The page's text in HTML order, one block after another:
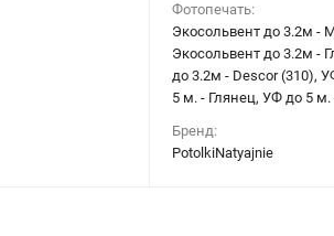
Фотопечать:
Экосольвент до 3.2м -
Экосольвент до 3.2м -
до 3.2м - Descor (310),
5 м. - Глянец, УФ до 5 м.
Бренд:
PotolkiNatyajnie